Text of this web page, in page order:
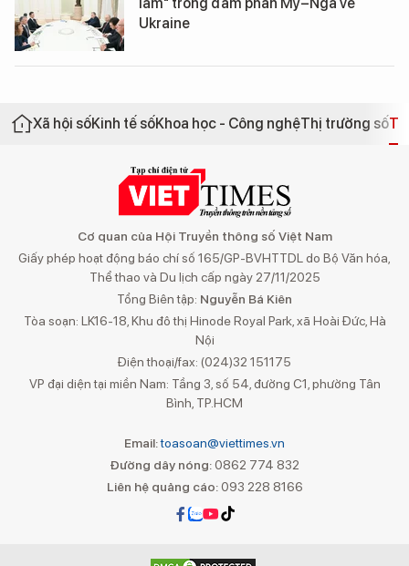
Ukraine
Xã hội sốKinh tế sốKhoa học - Công nghệThị trường số
Cơ quan của Hội Truyền thông số Việt Nam
Giấy phép hoạt động báo chí số 165/GP-BVHTTDL do Bộ Văn hóa,
Thể thao và Du lịch cấp ngày 27/11/2025
Tổng Biên tập: Nguyễn Bá Kiên
Tòa soạn: LK16-18, Khu đô thị Hinode Royal Park, xã Hoài Đức, Hà
Nội
Điện thoại/fax: (024)32 151175
VP đại diện tại miền Nam: Tầng 3, số 54, đường C1, phường Tân
Bình, TP.HCM
Email:toasoan@viettimes.vn
Đường dây nóng: 0862 774 832
Liên hệ quảng cáo:093 228 8166